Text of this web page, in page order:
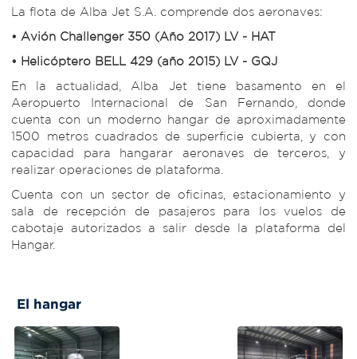
La flota de Alba Jet S.A. comprende dos aeronaves:
• Avión Challenger 350 (Año 2017) LV - HAT
• Helicóptero BELL 429 (año 2015) LV - GQJ
En la actualidad, Alba Jet tiene basamento en el
Aeropuerto Internacional de San Fernando, donde
cuenta con un moderno hangar de aproximadamente
1500 metros cuadrados de superficie cubierta, y con
capacidad para hangarar aeronaves de terceros, y
realizar operaciones de plataforma.
Cuenta con un sector de oficinas, estacionamiento y
sala de recepción de pasajeros para los vuelos de
cabotaje autorizados a salir desde la plataforma del
Hangar.
El hangar